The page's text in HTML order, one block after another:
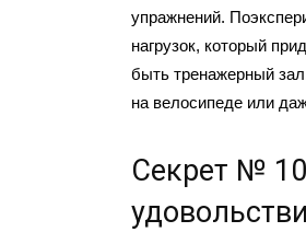
упражнений.
нагрузок, который
быть тренажерный
на велосипеде или
Секрет №